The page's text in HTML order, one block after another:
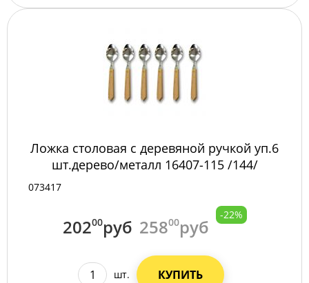
Ложка столовая с деревяной ручкой уп.6
шт.дерево/металл 16407-115 /144/
073417
20200руб 25800руб
-22%
шт. КУПИТЬ